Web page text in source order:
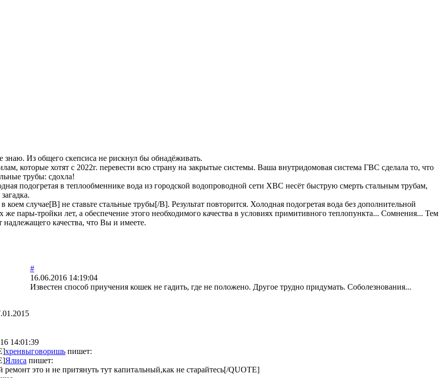
Из общего скепсиса не рискнул бы обнадёживать.
которые хотят с 2022г. перевести всю страну на закрытые системы. Ваша внутридомовая система ГВС сделала то, что
трубы: сдохла!
подогретая в теплообменнике вода из городской водопроводной сети ХВС несёт быструю смерть стальным трубам,
случае[B] не ставьте стальные трубы[/B]. Результат повторится. Холодная подогретая вода без дополнительной
же пары-тройки лет, а обеспечение этого необходимого качества в условиях примитивного теплопункта... Сомнения... Тем
качества, что Вы и имеете.
#
16.06.2016 14:19:04
Известен способ приучения кошек не гадить, где не положено. Другое трудно придумать. Соболезнования...
14:01:39
хренвыговоришь пишет:
Ялиса пишет:
ремонт это и не притянуть тут капитальный,как не старайтесь[/QUOTE]